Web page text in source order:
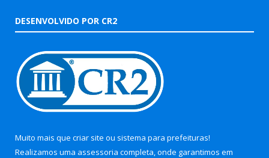
DESENVOLVIDO POR CR2
Muito mais que criar site ou sistema para prefeituras!
Realizamos uma assessoria completa, onde garantimos em